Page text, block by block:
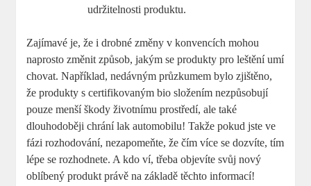
udržitelnosti produktu.
Zajímavé je, že i drobné změny v konvencích mohou
naprosto změnit způsob, jakým se produkty pro leštění umí
chovat. Například, nedávným průzkumem bylo zjištěno,
že produkty s certifikovaným bio složením nezpůsobují
pouze menší škody životnímu prostředí, ale také
dlouhodoběji chrání lak automobilu! Takže pokud jste ve
fázi rozhodování, nezapomeňte, že čím více se dozvíte, tím
lépe se rozhodnete. A kdo ví, třeba objevíte svůj nový
oblíbený produkt právě na základě těchto informací!